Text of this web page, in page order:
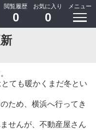
閲覧履歴
0
お気に入り
0
メニュー
ても暖かくまだ冬とい
ため、横浜へ行ってき
せんが、不動産屋さん